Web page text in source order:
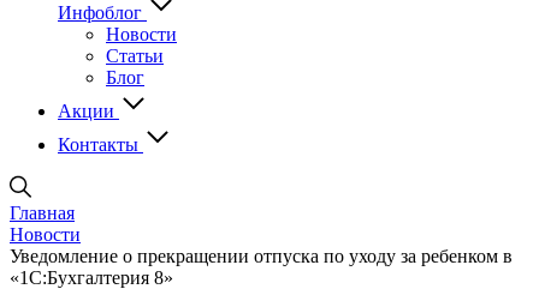
Инфоблог
Новости
Статьи
Блог
Акции
Контакты
Главная
Новости
Уведомление о прекращении отпуска по уходу за ребенком в
«1С:Бухгалтерия 8»